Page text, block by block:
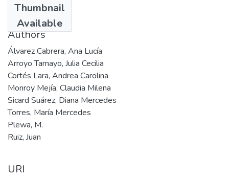
Thumbnail
Available
2005
Authors
Álvarez Cabrera, Ana Lucía
Arroyo Tamayo, Julia Cecilia
Cortés Lara, Andrea Carolina
Monroy Mejía, Claudia Milena
Sicard Suárez, Diana Mercedes
Torres, María Mercedes
Plewa, M.
Ruiz, Juan
URI